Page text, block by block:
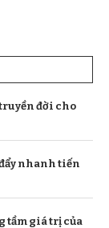
đời cho
nhanh tiến
tầm giá trị của